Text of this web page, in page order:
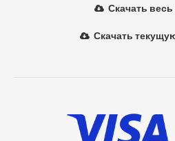
Скачать
Скачать